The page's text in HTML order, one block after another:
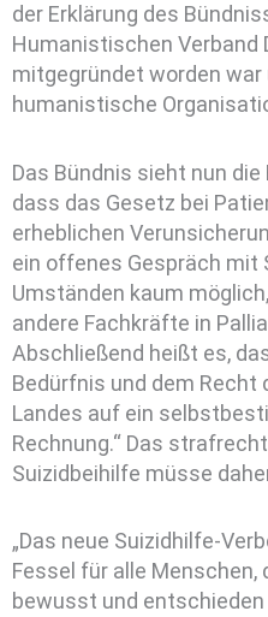
der Erklärung des
Humanistischen Verband
mitgegründet worden war
humanistische
Das Bündnis sieht nun
dass das Gesetz bei
erheblichen
ein offenes Gespräch mit
Umständen kaum
andere Fachkräfte in
Abschließend heißt es,
Bedürfnis und dem Recht
Landes auf ein
Rechnung.“ Das
Suizidbeihilfe müsse
„Das neue Suizidhilfe-
Fessel für alle Menschen,
bewusst und